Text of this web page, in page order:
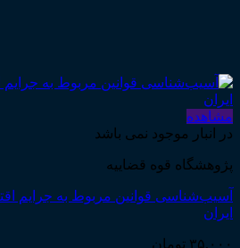
مشاهده
در انبار موجود نمی باشد
پژوهشگاه قوه قضاییه
آسیب‌شناسی قوانین مربوط به جرایم
ایران
۳۵,۰۰۰ تومان